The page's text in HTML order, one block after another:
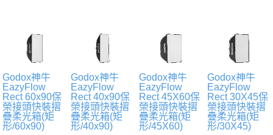
Godox神牛
EazyFlow
Rect 60x90保
榮接頭快裝摺
疊柔光箱(矩
形/60x90)
Godox神牛
EazyFlow
Rect 40x90保
榮接頭快裝摺
疊柔光箱(矩
形/40x90)
Godox神牛
EazyFlow
Rect 45X60保
榮接頭快裝摺
疊柔光箱(矩
形/45X60)
Godox神牛
EazyFlow
Rect 30X45保
榮接頭快裝摺
疊柔光箱(矩
形/30X45)